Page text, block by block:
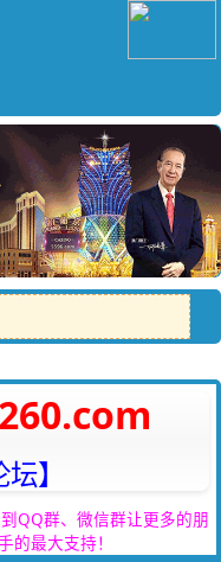
】
QQ群、微信群让更多的朋
的最大支持！